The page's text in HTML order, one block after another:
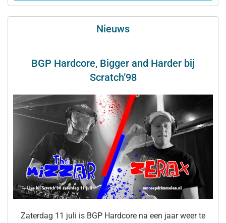
Nieuws
BGP Hardcore, Bigger and Harder bij
Scratch’98
Zaterdag 11 juli is BGP Hardcore na een jaar weer te